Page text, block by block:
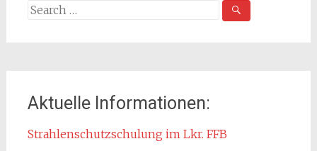
Search
Aktuelle Informationen:
Strahlenschutzschulung im Lkr. FFB